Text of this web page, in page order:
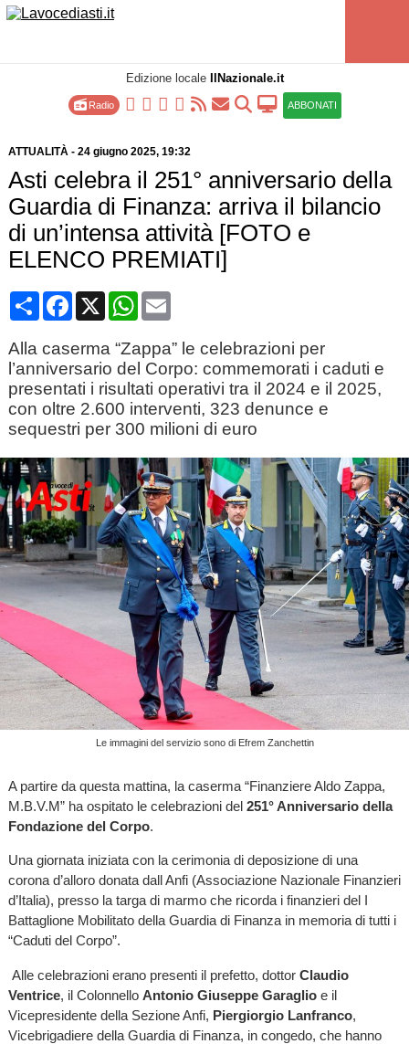
Edizione locale IlNazionale.it
Radio ABBONATI
ATTUALITÀ- 24 giugno 2025, 19:32
Asti celebra il 251° anniversario della
Guardia di Finanza: arriva il bilancio
di un’intensa attività [FOTO e
ELENCO PREMIATI]
CondividiFacebook
X WhatsApp
Email
Alla caserma “Zappa” le celebrazioni per
l’anniversario del Corpo: commemorati i caduti e
presentati i risultati operativi tra il 2024 e il 2025,
con oltre 2.600 interventi, 323 denunce e
sequestri per 300 milioni di euro
Le immagini del servizio sono di Efrem Zanchettin
A partire da questa mattina, la caserma “Finanziere Aldo Zappa,
M.B.V.M” ha ospitato le celebrazioni del 251° Anniversario della
Fondazione del Corpo.
Una giornata iniziata con la cerimonia di deposizione di una
corona d’alloro donata dall Anfi (Associazione Nazionale Finanzieri
d’Italia), presso la targa di marmo che ricorda i finanzieri del I
Battaglione Mobilitato della Guardia di Finanza in memoria di tutti i
“Caduti del Corpo”.
Alle celebrazioni erano presenti il prefetto, dottor Claudio
Ventrice, il Colonnello Antonio Giuseppe Garaglioe il
Vicepresidente della Sezione Anfi, Piergiorgio Lanfranco,
Vicebrigadiere della Guardia di Finanza, in congedo, che hanno